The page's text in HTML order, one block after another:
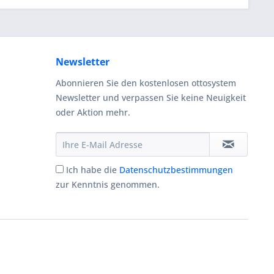
Newsletter
Abonnieren Sie den kostenlosen ottosystem
Newsletter und verpassen Sie keine Neuigkeit
oder Aktion mehr.
Ich habe die Datenschutzbestimmungen
zur Kenntnis genommen.